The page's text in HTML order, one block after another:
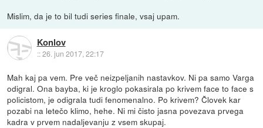
Mislim, da je to bil tudi series finale, vsaj upam.
Konlov
::26. jun 2017, 22:17
Mah kaj pa vem. Pre več neizpeljanih nastavkov. Ni pa samo Varga
odigral. Ona bayba, ki je kroglo pokasirala po krivem face to face s
policistom, je odigrala tudi fenomenalno. Po krivem? Človek kar
pozabi na letečo klimo, hehe. Ni mi čisto jasna povezava prvega
kadra v prvem nadaljevanju z vsem skupaj.